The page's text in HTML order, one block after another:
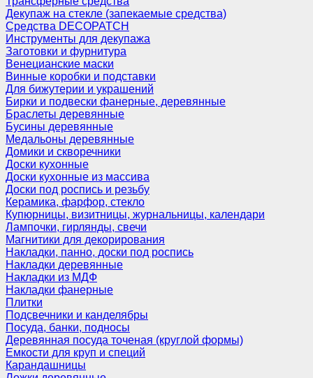
Декупаж на стекле (запекаемые средства)
Средства DECOPATCH
Инструменты для декупажа
Заготовки и фурнитура
Венецианские маски
Винные коробки и подставки
Для бижутерии и украшений
Бирки и подвески фанерные, деревянные
Браслеты деревянные
Бусины деревянные
Медальоны деревянные
Домики и скворечники
Доски кухонные
Доски кухонные из массива
Доски под роспись и резьбу
Керамика, фарфор, стекло
Купюрницы, визитницы, журнальницы, календари
Лампочки, гирлянды, свечи
Магнитики для декорирования
Накладки, панно, доски под роспись
Накладки деревянные
Накладки из МДФ
Накладки фанерные
Плитки
Подсвечники и канделябры
Посуда, банки, подносы
Деревянная посуда точеная (круглой формы)
Емкости для круп и специй
Карандашницы